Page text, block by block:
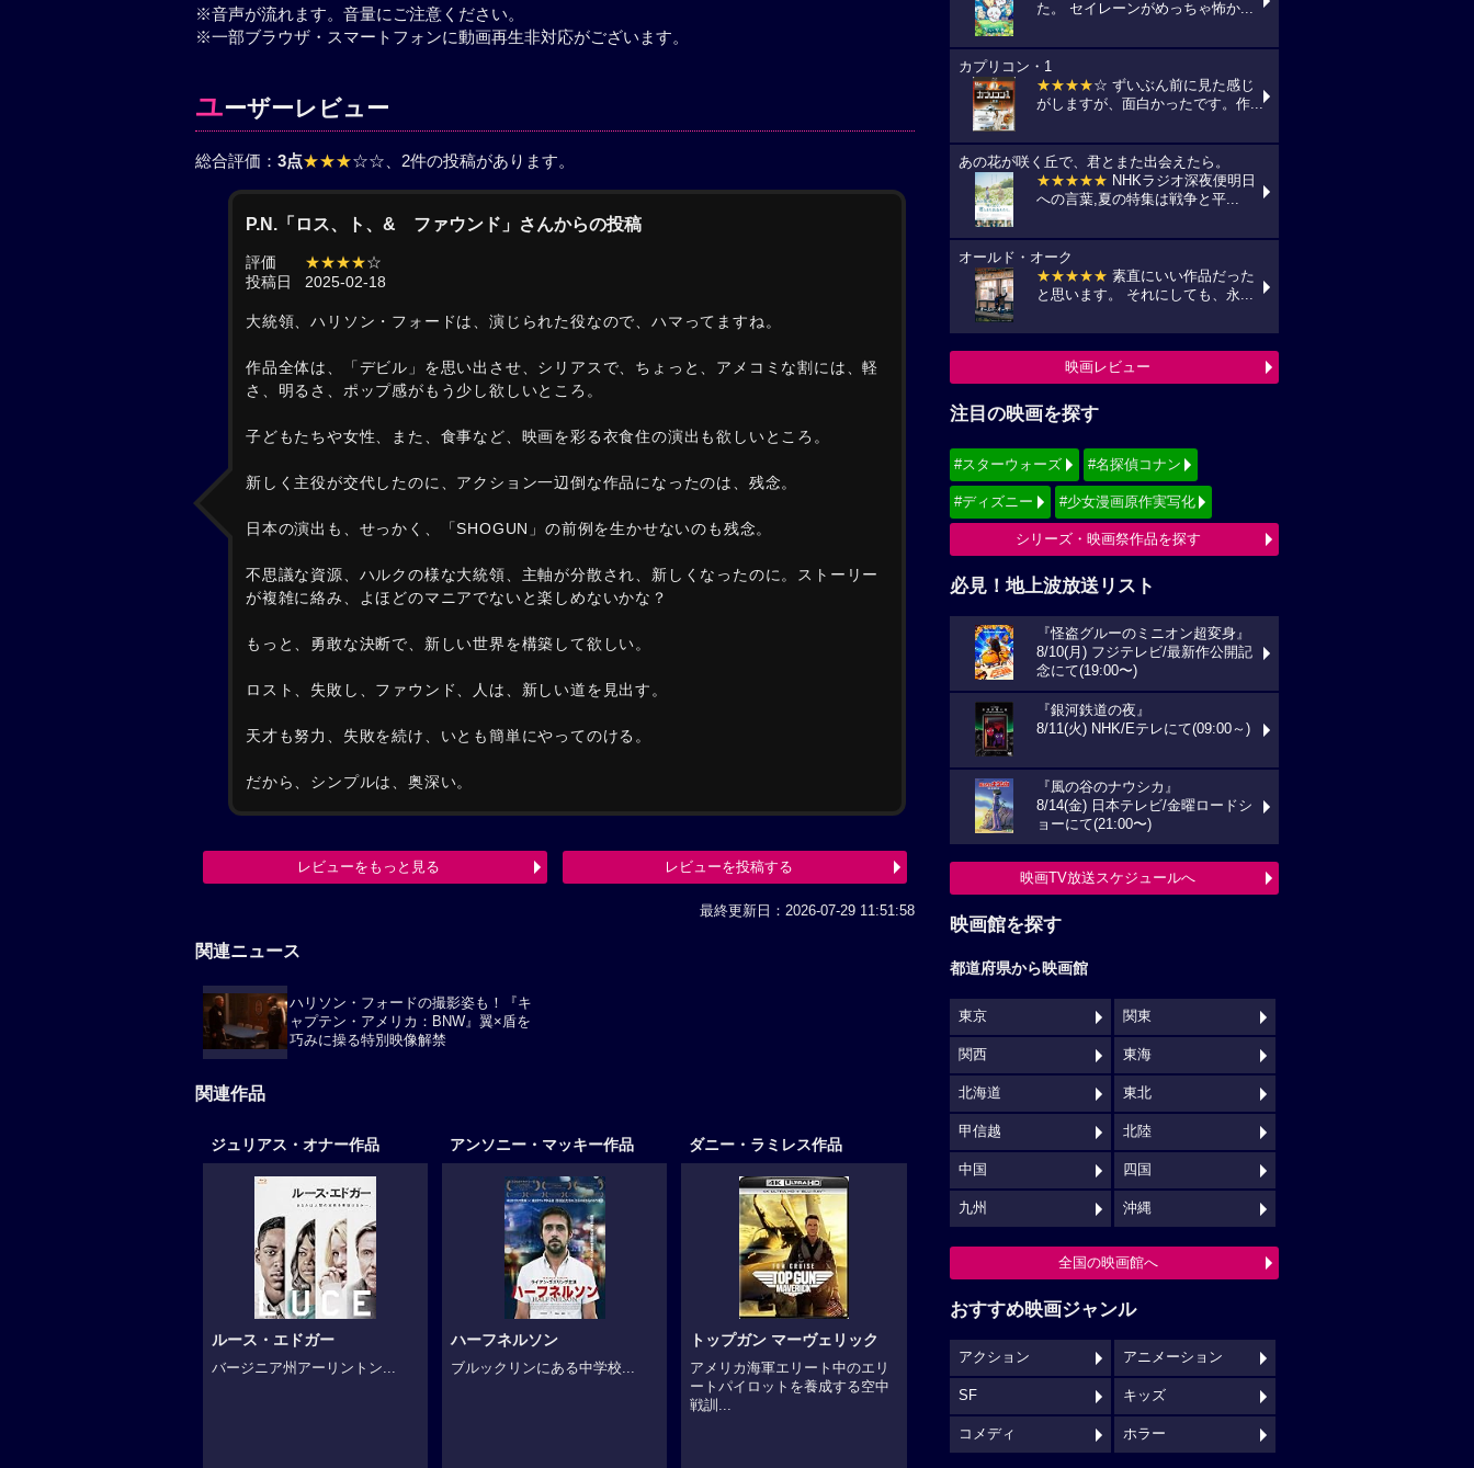
※音声が流れます。音量にご注意ください。
※一部ブラウザ・スマートフォンに動画再生非対応がございます。
ユーザーレビュー
総合評価： 3点★★★☆☆ 、2件の投稿があります。
P.N.「ロス、ト、& ファウンド」さんからの投稿
評価 ★★★★☆
投稿日
2025-02-18
大統領、ハリソン・フォードは、演じられた役なので、ハマってますね。
作品全体は、「デビル」を思い出させ、シリアスで、ちょっと、アメコミな割には、軽
さ、明るさ、ポップ感がもう少し欲しいところ。
子どもたちや女性、また、食事など、映画を彩る衣食住の演出も欲しいところ。
新しく主役が交代したのに、アクション一辺倒な作品になったのは、残念。
日本の演出も、せっかく、「SHOGUN」の前例を生かせないのも残念。
不思議な資源、ハルクの様な大統領、主軸が分散され、新しくなったのに。ストーリー
が複雑に絡み、よほどのマニアでないと楽しめないかな？
もっと、勇敢な決断で、新しい世界を構築して欲しい。
ロスト、失敗し、ファウンド、人は、新しい道を見出す。
天才も努力、失敗を続け、いとも簡単にやってのける。
だから、シンプルは、奥深い。
レビューをもっと見る レビューを投稿する
最終更新日：2026-07-29 11:51:58
関連ニュース
ハリソン・フォードの撮影姿も！『キ
ャプテン・アメリカ：BNW』翼×盾を
巧みに操る特別映像解禁
関連作品
ジュリアス・オナー作品
ルース・エドガー
バージニア州アーリントン...
アンソニー・マッキー作品
ハーフネルソン
ブルックリンにある中学校...
ダニー・ラミレス作品
トップガン マーヴェリック
アメリカ海軍エリート中のエリ
ートパイロットを養成する空中
戦訓...
た。 セイレーンがめっちゃ怖か...
カプリコン・1
★★★★☆ ずいぶん前に見た感じ
がしますが、面白かったです。作...
あの花が咲く丘で、君とまた出会えたら。
★★★★★ NHKラジオ深夜便明日
への言葉,夏の特集は戦争と平...
オールド・オーク
★★★★★ 素直にいい作品だった
と思います。 それにしても、永...
映画レビュー
注目の映画を探す
#スターウォーズ #名探偵コナン
#ディズニー #少女漫画原作実写化
シリーズ・映画祭作品を探す
必見！地上波放送リスト
『怪盗グルーのミニオン超変身』
8/10(月) フジテレビ/最新作公開記
念にて(19:00〜)
『銀河鉄道の夜』
8/11(火) NHK/Eテレにて(09:00～)
『風の谷のナウシカ』
8/14(金) 日本テレビ/金曜ロードシ
ョーにて(21:00〜)
映画TV放送スケジュールへ
映画館を探す
都道府県から映画館
東京 関東
関西 東海
北海道 東北
甲信越 北陸
中国 四国
九州 沖縄
全国の映画館へ
おすすめ映画ジャンル
アクション アニメーション
SF キッズ
コメディ ホラー